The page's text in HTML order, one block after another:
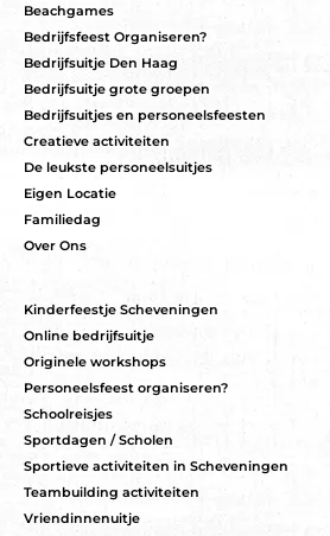
Beachgames
Bedrijfsfeest Organiseren?
Bedrijfsuitje Den Haag
Bedrijfsuitje grote groepen
Bedrijfsuitjes en personeelsfeesten
Creatieve activiteiten
De leukste personeelsuitjes
Eigen Locatie
Familiedag
Over Ons
Kinderfeestje Scheveningen
Online bedrijfsuitje
Originele workshops
Personeelsfeest organiseren?
Schoolreisjes
Sportdagen / Scholen
Sportieve activiteiten in Scheveningen
Teambuilding activiteiten
Vriendinnenuitje